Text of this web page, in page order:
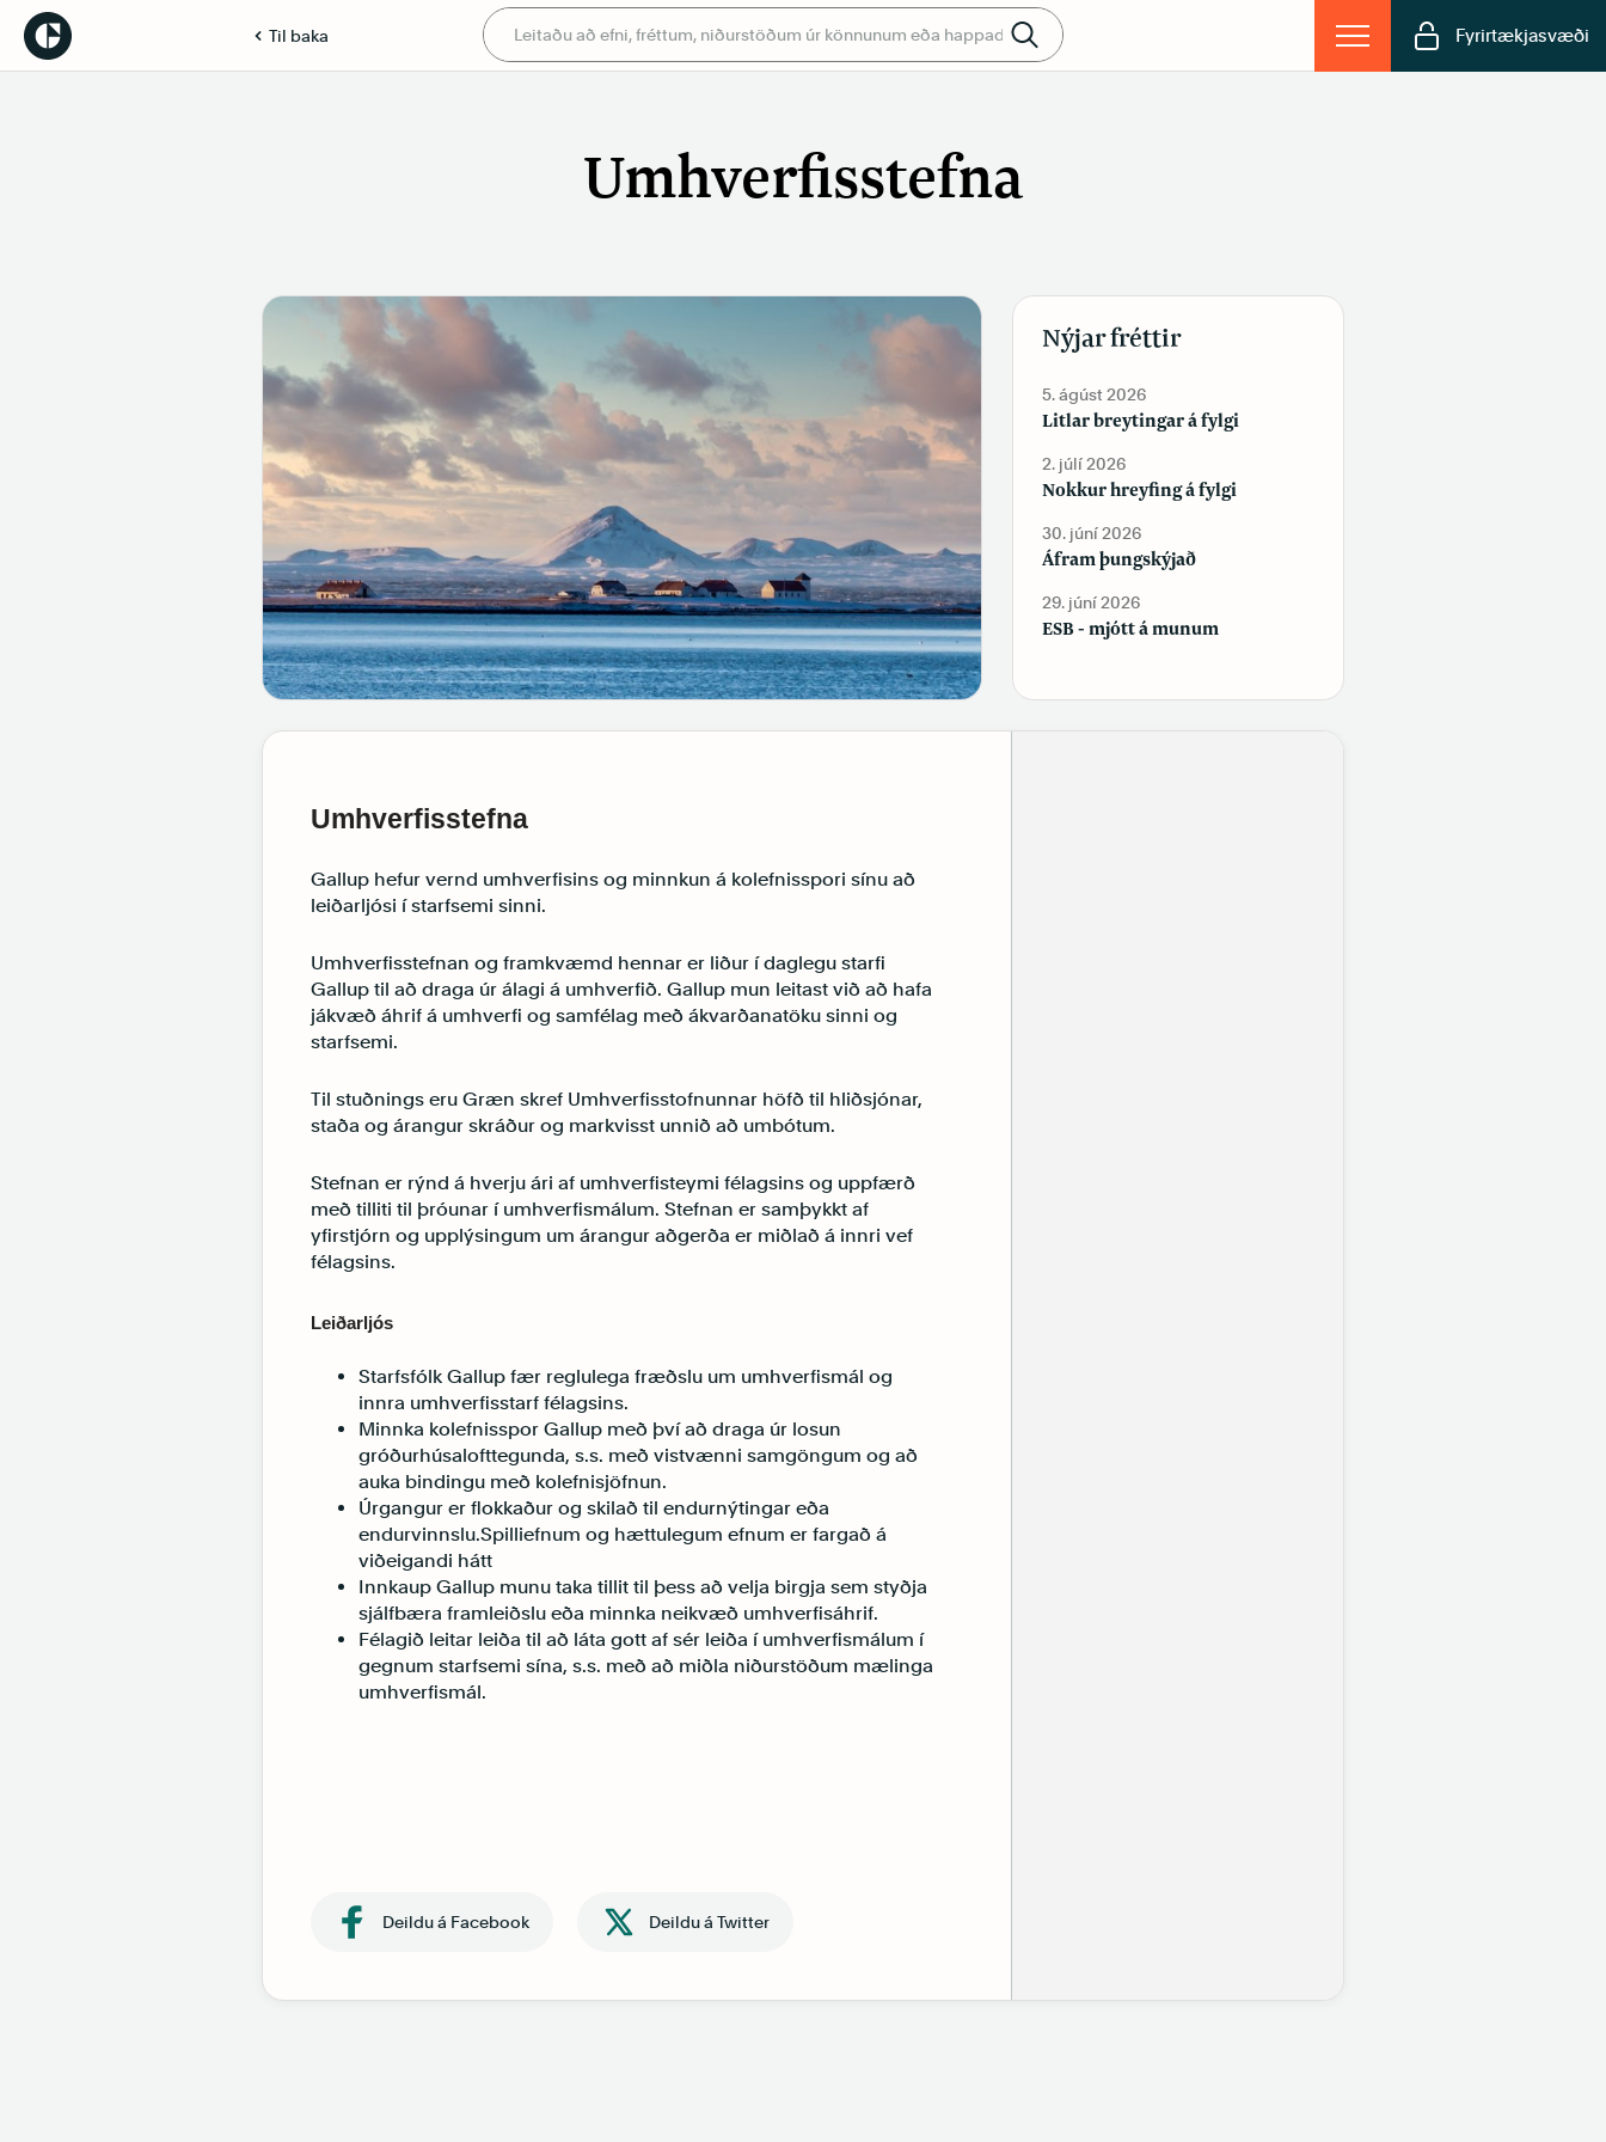
Til baka Fyrirtækjasvæði
Umhverfisstefna
Nýjar fréttir
5. ágúst 2026
Litlar breytingar á fylgi
2. júlí 2026
Nokkur hreyfing á fylgi
30. júní 2026
Áfram þungskýjað
29. júní 2026
ESB - mjótt á munum
Umhverfisstefna
Gallup hefur vernd umhverfisins og minnkun á kolefnisspori sínu að
leiðarljósi í starfsemi sinni.
Umhverfisstefnan og framkvæmd hennar er liður í daglegu starfi
Gallup til að draga úr álagi á umhverfið. Gallup mun leitast við að hafa
jákvæð áhrif á umhverfi og samfélag með ákvarðanatöku sinni og
starfsemi.
Til stuðnings eru Græn skref Umhverfisstofnunnar höfð til hliðsjónar,
staða og árangur skráður og markvisst unnið að umbótum.
Stefnan er rýnd á hverju ári af umhverfisteymi félagsins og uppfærð
með tilliti til þróunar í umhverfismálum. Stefnan er samþykkt af
yfirstjórn og upplýsingum um árangur aðgerða er miðlað á innri vef
félagsins.
Leiðarljós
Starfsfólk Gallup fær reglulega fræðslu um umhverfismál og
innra umhverfisstarf félagsins.
Minnka kolefnisspor Gallup með því að draga úr losun
gróðurhúsalofttegunda, s.s. með vistvænni samgöngum og að
auka bindingu með kolefnisjöfnun.
Úrgangur er flokkaður og skilað til endurnýtingar eða
endurvinnslu.Spilliefnum og hættulegum efnum er fargað á
viðeigandi hátt
Innkaup Gallup munu taka tillit til þess að velja birgja sem styðja
sjálfbæra framleiðslu eða minnka neikvæð umhverfisáhrif.
Félagið leitar leiða til að láta gott af sér leiða í umhverfismálum í
gegnum starfsemi sína, s.s. með að miðla niðurstöðum mælinga
umhverfismál.
Deildu á Facebook Deildu á Twitter